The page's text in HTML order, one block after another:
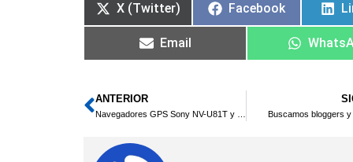
X (Twitter) Facebook
Email
Ant
ANTERIOR
Buscamos bloggers